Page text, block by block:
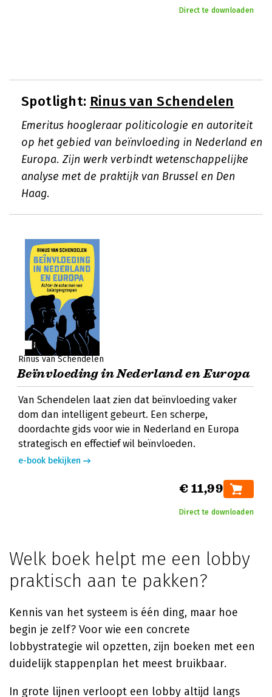
Direct te downloaden
Spotlight: Rinus van Schendelen
Emeritus hoogleraar politicologie en autoriteit
op het gebied van beïnvloeding in Nederland en
Europa. Zijn werk verbindt wetenschappelijke
analyse met de praktijk van Brussel en Den
Haag.
Rinus van Schendelen
Beïnvloeding in Nederland en Europa
Van Schendelen laat zien dat beïnvloeding vaker
dom dan intelligent gebeurt. Een scherpe,
doordachte gids voor wie in Nederland en Europa
strategisch en effectief wil beïnvloeden.
e-book bekijken
€ 11,99
Direct te downloaden
Welk boek helpt me een lobby
praktisch aan te pakken?
Kennis van het systeem is één ding, maar hoe
begin je zelf? Voor wie een concrete
lobbystrategie wil opzetten, zijn boeken met een
duidelijk stappenplan het meest bruikbaar.
In grote lijnen verloopt een lobby altijd langs